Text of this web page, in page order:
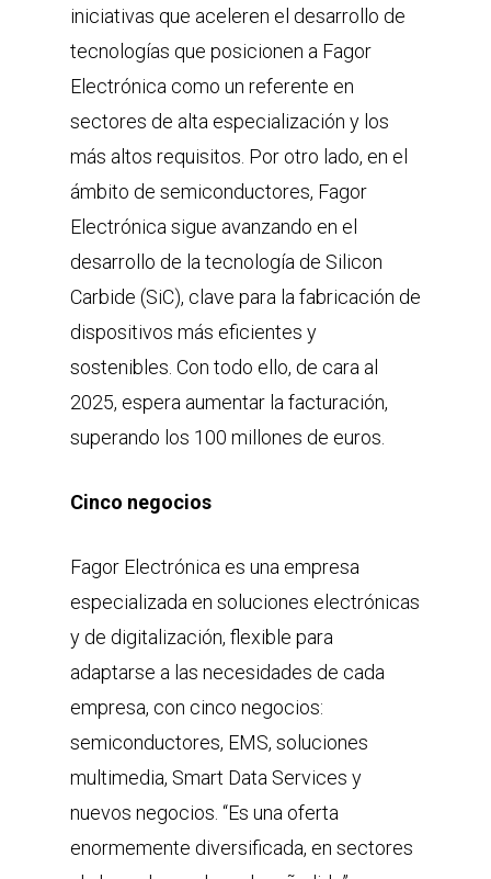
iniciativas que aceleren el desarrollo de
tecnologías que posicionen a Fagor
Electrónica como un referente en
sectores de alta especialización y los
más altos requisitos. Por otro lado, en el
ámbito de semiconductores, Fagor
Electrónica sigue avanzando en el
desarrollo de la tecnología de Silicon
Carbide (SiC), clave para la fabricación de
dispositivos más eficientes y
sostenibles. Con todo ello, de cara al
2025, espera aumentar la facturación,
superando los 100 millones de euros.
Cinco negocios
Fagor Electrónica es una empresa
especializada en soluciones electrónicas
y de digitalización, flexible para
adaptarse a las necesidades de cada
empresa, con cinco negocios:
semiconductores, EMS, soluciones
multimedia, Smart Data Services y
nuevos negocios. “Es una oferta
enormemente diversificada, en sectores